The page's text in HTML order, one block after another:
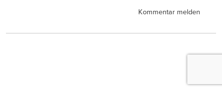
Kommentar melden